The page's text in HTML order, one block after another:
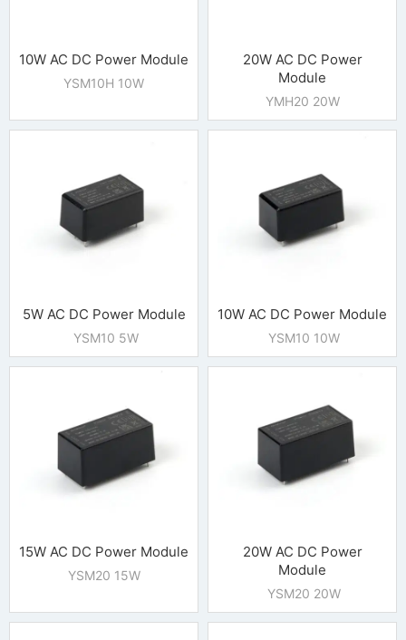
10W AC DC Power Module
YSM10H 10W
20W AC DC Power
Module
YMH20 20W
5W AC DC Power Module
YSM10 5W
10W AC DC Power Module
YSM10 10W
15W AC DC Power Module
YSM20 15W
20W AC DC Power
Module
YSM20 20W